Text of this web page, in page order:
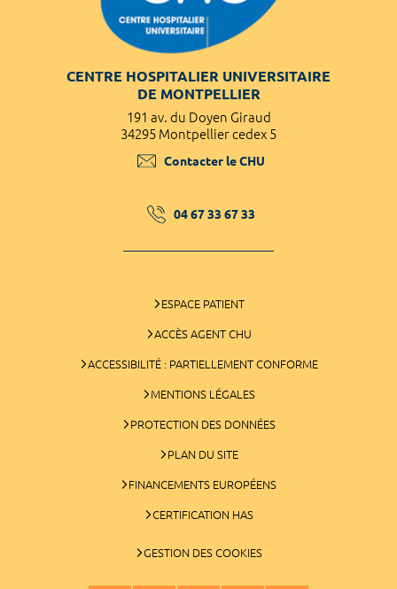
CENTRE HOSPITALIER UNIVERSITAIRE
DE MONTPELLIER
191 av. du Doyen Giraud
34295 Montpellier cedex 5
Contacter le CHU
04 67 33 67 33
ESPACE PATIENT
ACCÈS AGENT CHU
ACCESSIBILITÉ : PARTIELLEMENT CONFORME
MENTIONS LÉGALES
PROTECTION DES DONNÉES
PLAN DU SITE
FINANCEMENTS EUROPÉENS
CERTIFICATION HAS
GESTION DES COOKIES